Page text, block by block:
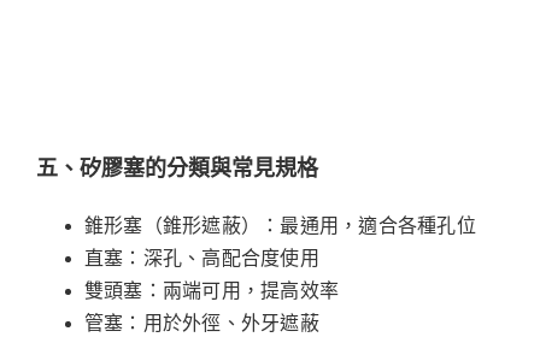
五、矽膠塞的分類與常見規格
錐形塞（錐形遮蔽）：最通用，適合各種孔位
直塞：深孔、高配合度使用
雙頭塞：兩端可用，提高效率
管塞：用於外徑、外牙遮蔽